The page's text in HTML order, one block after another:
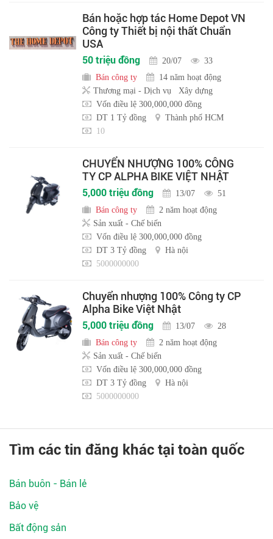
Bán hoặc hợp tác Home Depot VN
Công ty Thiết bị nội thất Chuẩn
USA
50 triệu đồng 20/07
33
Bán công ty
14 năm hoạt động
Thương mại - Dịch vụ
Xây dựng
Vốn điều lệ 300,000,000 đồng
DT 1 Tỷ đồng
Thành phố HCM
10
CHUYỂN NHƯỢNG 100% CÔNG
TY CP ALPHA BIKE VIỆT NHẬT
5,000 triệu đồng 13/07
51
Bán công ty
2 năm hoạt động
Sản xuất - Chế biến
Vốn điều lệ 300,000,000 đồng
DT 3 Tỷ đồng
Hà nội
5000000000
Chuyển nhượng 100% Công ty CP
Alpha Bike Việt Nhật
5,000 triệu đồng 13/07
28
Bán công ty
2 năm hoạt động
Sản xuất - Chế biến
Vốn điều lệ 300,000,000 đồng
DT 3 Tỷ đồng
Hà nội
5000000000
Tìm các tin đăng khác tại toàn quốc
Bán buôn - Bán lẻ
Bảo vệ
Bất động sản